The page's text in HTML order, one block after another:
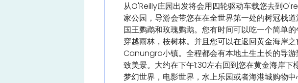
从O'Reilly庄园出发将会用四轮驱动车载您去到
家公园，导游会带您在在全世界第一处的树冠栈
国王鹦鹉和玫瑰鹦鹉。您有时间可以吃一个简单
穿越雨林，桉树林。并且您可以在返回黄金海岸
Canungra小镇。全程都会有本地土生土长的导
致美景。大约在下午1:30左右回到您在黄金海岸
梦幻世界，电影世界，水上乐园或者海港城购物中